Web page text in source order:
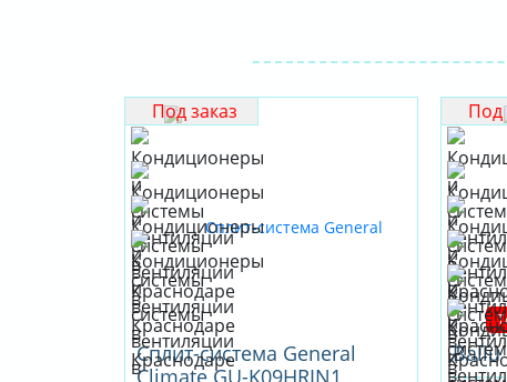
Под заказ
Сплит-система General
Climate GU-K09HRIN1
Под
Ballu